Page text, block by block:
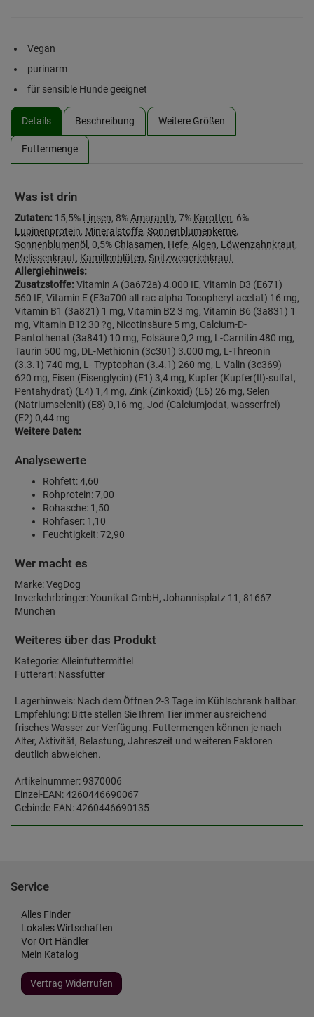
Vegan
purinarm
für sensible Hunde geeignet
Details Beschreibung Weitere Größen
Futtermenge
Was ist drin
Zutaten: 15,5% Linsen, 8%Amaranth, 7% Karotten, 6%
Lupinenprotein, Mineralstoffe, Sonnenblumenkerne,
Sonnenblumenöl , 0,5% Chiasamen, Hefe, Algen, Löwenzahnkraut,
Melissenkraut, Kamillenblüten, Spitzwegerichkraut
Allergiehinweis:
Zusatzstoffe:Vitamin A (3a672a) 4.000 IE, Vitamin D3 (E671)
560 IE, Vitamin E (E3a700 all-rac-alpha-Tocopheryl-acetat) 16 mg,
Vitamin B1 (3a821) 1 mg, Vitamin B2 3 mg, Vitamin B6 (3a831) 1
mg, Vitamin B12 30 ?g, Nicotinsäure 5 mg, Calcium-D-
Pantothenat (3a841) 10 mg, Folsäure 0,2 mg, L-Carnitin 480 mg,
Taurin 500 mg, DL-Methionin (3c301) 3.000 mg, L-Threonin
(3.3.1) 740 mg, L- Tryptophan (3.4.1) 260 mg, L-Valin (3c369)
620 mg, Eisen (Eisenglycin) (E1) 3,4 mg, Kupfer (Kupfer(II)-sulfat,
Pentahydrat) (E4) 1,4 mg, Zink (Zinkoxid) (E6) 26 mg, Selen
(Natriumselenit) (E8) 0,16 mg, Jod (Calciumjodat, wasserfrei)
(E2) 0,44 mg
Weitere Daten:
Analysewerte
Rohfett: 4,60
Rohprotein: 7,00
Rohasche: 1,50
Rohfaser: 1,10
Feuchtigkeit: 72,90
Wer macht es
Marke: VegDog
Inverkehrbringer: Younikat GmbH, Johannisplatz 11, 81667
München
Weiteres über das Produkt
Kategorie: Alleinfuttermittel
Futterart: Nassfutter
Lagerhinweis: Nach dem Öffnen 2-3 Tage im Kühlschrank haltbar.
Empfehlung: Bitte stellen Sie Ihrem Tier immer ausreichend
frisches Wasser zur Verfügung. Futtermengen können je nach
Alter, Aktivität, Belastung, Jahreszeit und weiteren Faktoren
deutlich abweichen.
Artikelnummer: 9370006
Einzel-EAN: 4260446690067
Gebinde-EAN: 4260446690135
Service
Alles Finder
Lokales Wirtschaften
Vor Ort Händler
Mein Katalog
Vertrag Widerrufen